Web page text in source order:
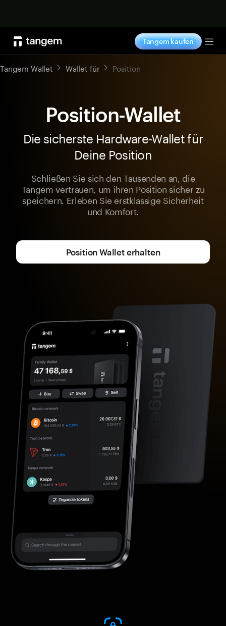
Tangem kaufen
Tangem Wallet Wallet für Position
Position-Wallet
Die sicherste Hardware-Wallet für
Deine Position
Schließen Sie sich den Tausenden an, die
Tangem vertrauen, um ihren Position sicher zu
speichern. Erleben Sie erstklassige Sicherheit
und Komfort.
Position Wallet erhalten